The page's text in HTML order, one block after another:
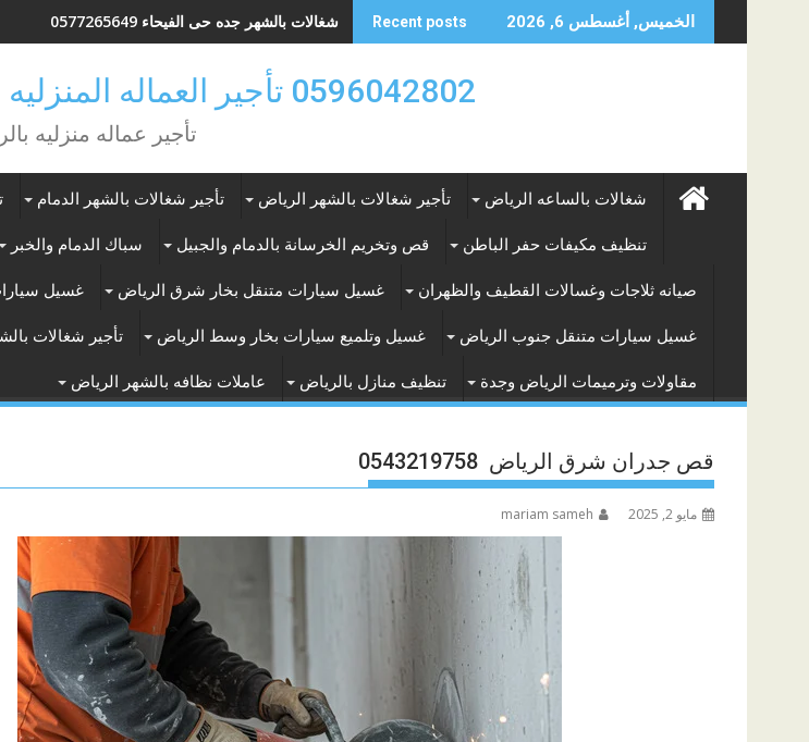
to
الخميس, أغسطس 6, 2026 Recent posts شغالات بالشهر جده حى الفيحاء 0577265649
شغالات بالشهر جدة السنابل 0571400979
0596042802 تأجير العماله المنزليه بالساعه والشهر بالرياض
تأجير عماله منزليه
شغالات بالساعه الرياض تأجير شغالات بالشهر الرياض تأجير شغالات بالشهر الدمام
تنظيف مكيفات حفر الباطن قص وتخريم الخرسانة بالدمام والجبيل سباك الدمام والخبر
صيانه ثلاجات وغسالات القطيف والظهران غسيل سيارات متنقل بخار شرق الرياض غسيل
غسيل سيارات متنقل جنوب الرياض غسيل وتلميع سيارات بخار وسط الرياض تأجير شغالات
مقاولات وترميمات الرياض وجدة تنظيف منازل بالرياض عاملات نظافه بالشهر الرياض
قص جدران شرق الرياض 0543219758
مايو 2, 2025 mariam sameh